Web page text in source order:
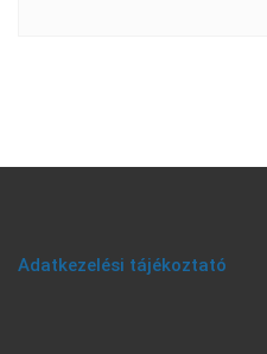
Adatkezelési tájékoztató